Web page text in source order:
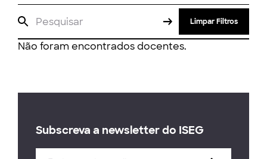
Limpar Filtros
Não foram encontrados docentes.
Subscreva a newsletter do ISEG